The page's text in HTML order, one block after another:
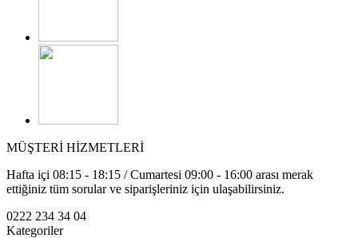
MÜŞTERİ HİZMETLERİ
Hafta içi 08:15 - 18:15 / Cumartesi 09:00 - 16:00 arası merak
ettiğiniz tüm sorular ve siparişleriniz için ulaşabilirsiniz.
0222 234 34 04
Kategoriler